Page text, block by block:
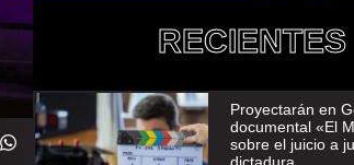
RECIENTES
Proyectarán en
documental «El
sobre el juicio a